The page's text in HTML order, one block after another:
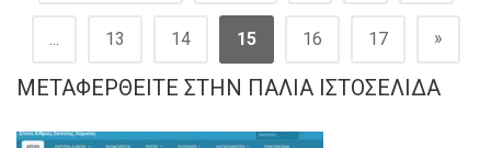
... 13 14 15 16 17 »
ΜΕΤΑΦΕΡΘΕΊΤΕ ΣΤΗΝ ΠΑΛΙΆ ΙΣΤΟΣΕΛΊΔΑ